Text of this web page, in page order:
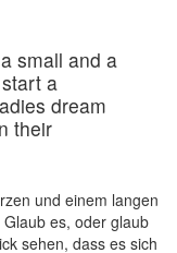
small and a
a
dream
their
und einem langen
es, oder glaub
sehen, dass es sich